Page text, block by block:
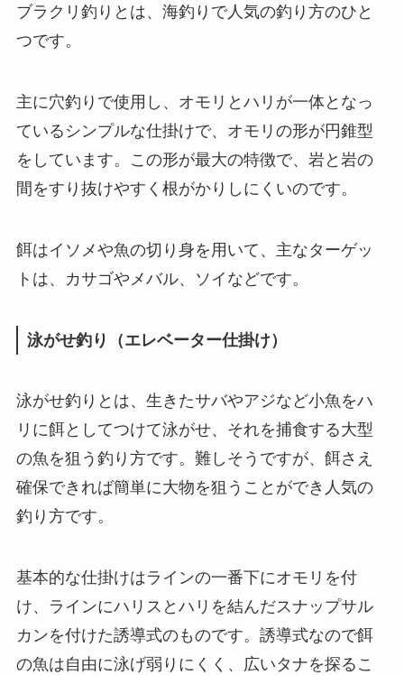
ブラクリ釣りとは、海釣りで人気の釣り方のひと
つです。
主に穴釣りで使用し、オモリとハリが一体となっ
ているシンプルな仕掛けで、オモリの形が円錐型
をしています。この形が最大の特徴で、岩と岩の
間をすり抜けやすく根がかりしにくいのです。
餌はイソメや魚の切り身を用いて、主なターゲッ
トは、カサゴやメバル、ソイなどです。
泳がせ釣り（エレベーター仕掛け）
泳がせ釣りとは、生きたサバやアジなど小魚をハ
リに餌としてつけて泳がせ、それを捕食する大型
の魚を狙う釣り方です。難しそうですが、餌さえ
確保できれば簡単に大物を狙うことができ人気の
釣り方です。
基本的な仕掛けはラインの一番下にオモリを付
け、ラインにハリスとハリを結んだスナップサル
カンを付けた誘導式のものです。誘導式なので餌
の魚は自由に泳げ弱りにくく、広いタナを探るこ